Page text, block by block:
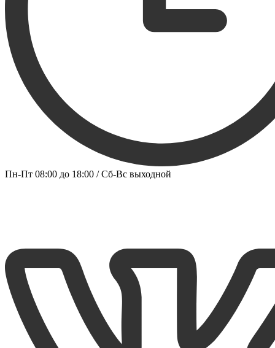
Пн-Пт 08:00 до 18:00 / Сб-Вс выходной